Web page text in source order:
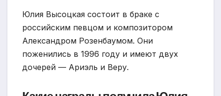
Юлия Высоцкая состоит в браке с
российским певцом и композитором
Александром Розенбаумом. Они
поженились в 1996 году и имеют двух
дочерей — Ариэль и Веру.